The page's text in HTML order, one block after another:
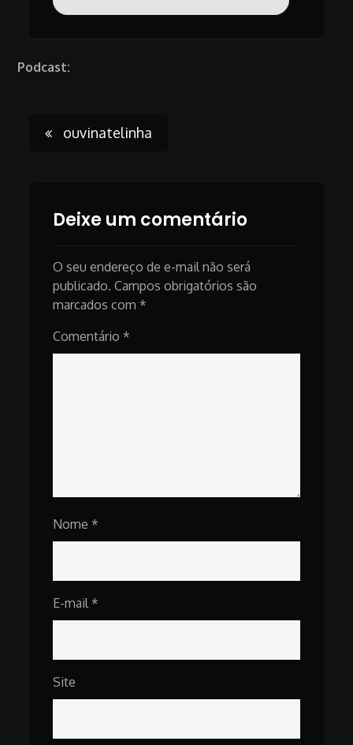
Podcast:
Post
navigation
ouvinatelinha
Deixe um comentário
O seu endereço de e-mail não será
publicado. Campos obrigatórios são
marcados com *
Comentário *
Nome *
E-mail *
Site